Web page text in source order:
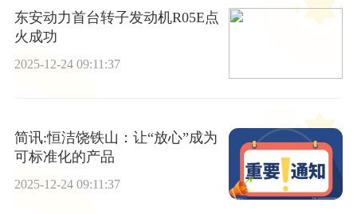
东安动力首台转子发动机R05E点
火成功
2025-12-24 09:11:37
简讯:恒洁饶铁山：让“放心”成为
可标准化的产品
2025-12-24 09:11:37